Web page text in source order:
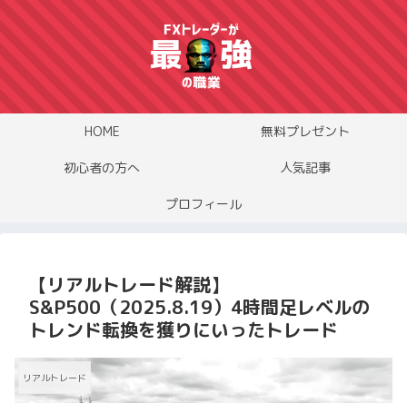
HOME 無料プレゼント
初心者の方へ 人気記事
プロフィール
【リアルトレード解説】
S&P500（2025.8.19）4時間足レベルの
トレンド転換を獲りにいったトレード
リアルトレード